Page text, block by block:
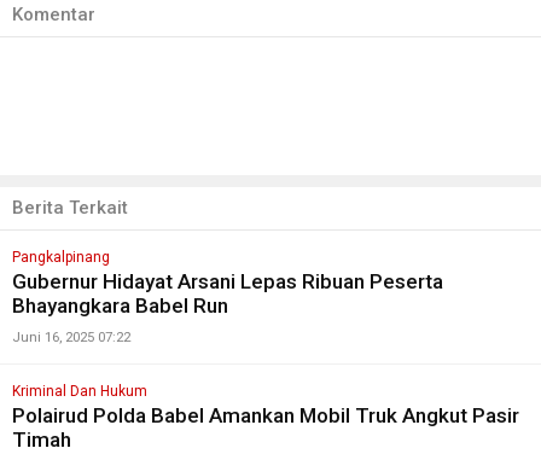
Komentar
Berita Terkait
Pangkalpinang
Gubernur Hidayat Arsani Lepas Ribuan Peserta
Bhayangkara Babel Run
Juni 16, 2025 07:22
Kriminal Dan Hukum
Polairud Polda Babel Amankan Mobil Truk Angkut Pasir
Timah